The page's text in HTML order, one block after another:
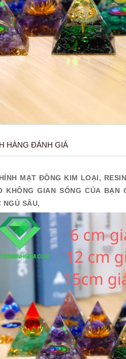
HÀNG ĐÁNH GIÁ
MẠT ĐỒNG KIM LOẠI,
KHÔNG GIAN SỐNG CỦA
NGỦ SÂU,